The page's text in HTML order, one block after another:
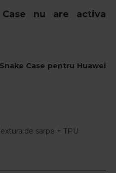
nu are activa
Case pentru Huawei
de sarpe + TPU